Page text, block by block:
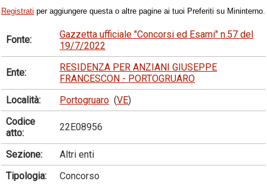
Registrati per aggiungere questa o altre pagine ai tuoi Preferiti su Mininterno.
Fonte:
Gazzetta ufficiale "Concorsi ed Esami" n.57 del
19/7/2022
Ente:
RESIDENZA PER ANZIANI GIUSEPPE
FRANCESCON - PORTOGRUARO
Località:
Portogruaro (VE)
Codice
atto:
22E08956
Sezione:
Altri enti
Tipologia:
Concorso